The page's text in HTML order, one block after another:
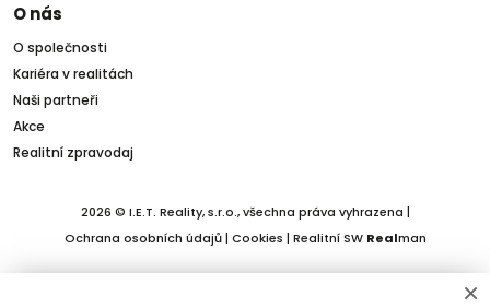
O nás
O společnosti
Kariéra v realitách
Naši partneři
Akce
Realitní zpravodaj
2026 © I.E.T. Reality, s.r.o., všechna práva vyhrazena |
Ochrana osobních údajů| Cookies | Realitní SW Realman
×